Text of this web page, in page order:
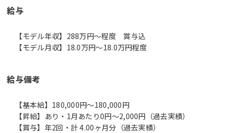
給与
【モデル年収】288万円〜程度 賞与込
【モデル月収】18.0万円〜18.0万円程度
給与備考
【基本給】180,000円～180,000円
【昇給】あり・1月あたり0円～2,000円（過去実績）
【賞与】年2回・計 4.00ヶ月分（過去実績）